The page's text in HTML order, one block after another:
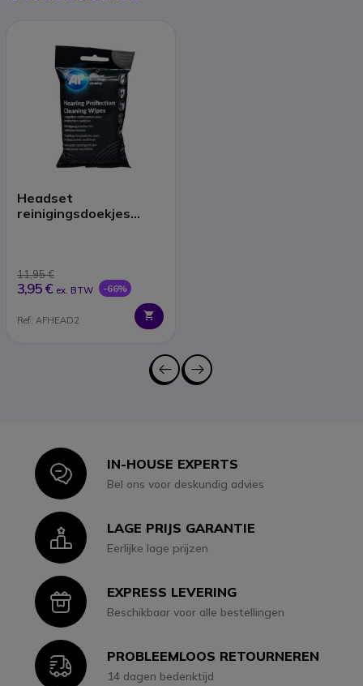
Headset
reinigingsdoekjes
11,95 €
3,95 € ex. BTW -66%
Ref: AFHEAD2
IconIN-HOUSE EXPERTS
Bel ons voor deskundig advies
IconLAGE PRIJS GARANTIE
Eerlijke lage prijzen
IconEXPRESS LEVERING
Beschikbaar voor alle bestellingen
IconPROBLEEMLOOS RETOURNEREN
14 dagen bedenktijd